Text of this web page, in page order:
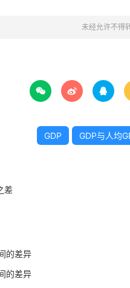
未经允许不得
  
GDP GDP与人均
差
的差异
的差异